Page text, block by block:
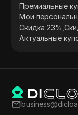
Премиальные
Мои
Скидка 23% ,
Актуальные